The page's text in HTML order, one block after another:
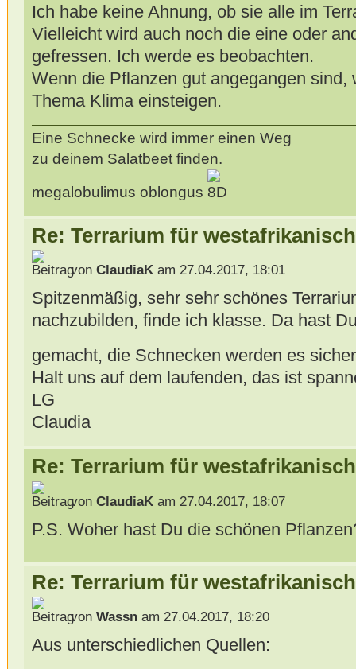
Ich habe keine Ahnung, ob sie alle im
Vielleicht wird auch noch die eine oder
gefressen. Ich werde es beobachten.
Wenn die Pflanzen gut angegangen sind,
Thema Klima einsteigen.
Eine Schnecke wird immer einen Weg
zu deinem Salatbeet finden.
megalobulimus oblongus
Re: Terrarium für
von ClaudiaKam 27.04.2017, 18:01
Spitzenmäßig, sehr sehr schönes
nachzubilden, finde ich klasse. Da hast
gemacht, die Schnecken werden es
Halt uns auf dem laufenden, das ist
LG
Claudia
Re: Terrarium für
von ClaudiaKam 27.04.2017, 18:07
P.S. Woher hast Du die schönen
Re: Terrarium für
von Wassnam 27.04.2017, 18:20
Aus unterschiedlichen Quellen: